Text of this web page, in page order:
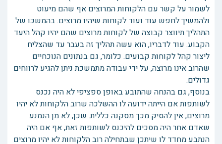
לשמור על קשר עם הלקוחות המרוצים אף שהם מיעוט
ולהמשיך לחפש עוד ועוד לקוחות שיהיו מרוצים. בהמשכו של
התהליך תיווצר קבוצה של לקוחות מרוצים שהם יהיו קהל היעד
הקבוע. עוד לדבריו, הוא עשה תהליך זה בעבר עד שהצליח
ליצור קהל לקוחות קבועים. כלומר, גם בנתונים הנוכחיים
שהרוב אינו מרוצה, על ידי עבודה מתמשכת ניתן להגיע לרווחים
גדולים.
בנוסף, גם בהנחה שהתובע באופן ספציפי לא היה נכנס
לשותפות אם הייתה ידועה לו ההשלכה שרוב הלקוחות לא יהיו
מרוצים, אין להסיק מכך מסקנה כללית. שכן, לא מן הנמנע
שאדם אחר היה מסכים להיכנס לשותפות זאת, אף אם היה
הנתבע מחדד לו שיתכן שבתחילה רוב הלקוחות לא יהיו מרוצים